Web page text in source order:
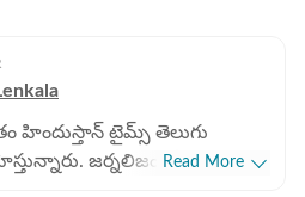
హిందుస్తాన్ టైమ్స్ తెలుగు
జర్నలిజంలో 25 ఏళ్ల
Read More